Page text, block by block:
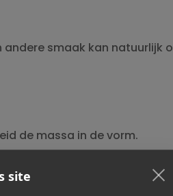
smaak kan natuurlijk
de massa in de vorm.
repen snijden.
site